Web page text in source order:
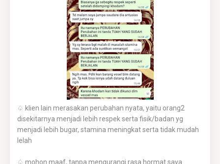
♤ klien lain merasakan perubahan nyata, yaitu orang2
disekitarnya menjadi lebih respek serta fisik/badan yg
menjadi lebih bugar, stamina meningkat serta tidak mudah
lelah
♤ mohon maaf, tanpa mengurangi rasa hormat saya